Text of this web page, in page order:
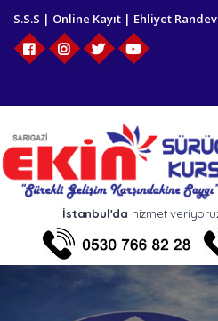
S.S.S | Online Kayıt | Ehliyet
İstanbul'da hizmet